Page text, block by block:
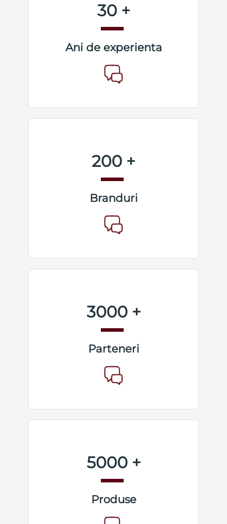
30 +
Ani de experienta
200 +
Branduri
3000 +
Parteneri
5000 +
Produse